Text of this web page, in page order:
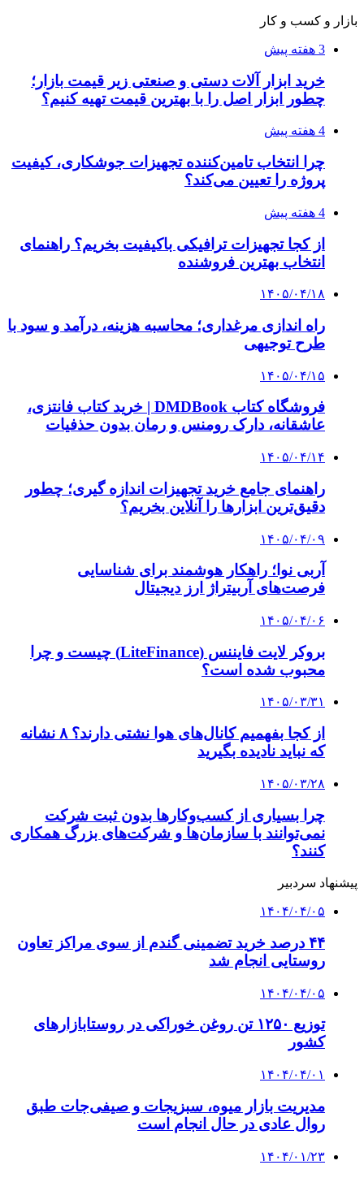
بازار و کسب و کار
3 هفته پیش
خرید ابزار آلات دستی و صنعتی زیر قیمت بازار؛
چطور ابزار اصل را با بهترین قیمت تهیه کنیم؟
4 هفته پیش
چرا انتخاب تامین‌کننده تجهیزات جوشکاری، کیفیت
پروژه را تعیین می‌کند؟
4 هفته پیش
از کجا تجهیزات ترافیکی باکیفیت بخریم؟ راهنمای
انتخاب بهترین فروشنده
۱۴۰۵/۰۴/۱۸
راه اندازی مرغداری؛ محاسبه هزینه، درآمد و سود با
طرح توجیهی
۱۴۰۵/۰۴/۱۵
فروشگاه کتاب DMDBook | خرید کتاب فانتزی،
عاشقانه، دارک رومنس و رمان بدون حذفیات
۱۴۰۵/۰۴/۱۴
راهنمای جامع خرید تجهیزات اندازه گیری؛ چطور
دقیق‌ترین ابزارها را آنلاین بخریم؟
۱۴۰۵/۰۴/۰۹
آربی نوا؛ راهکار هوشمند برای شناسایی
فرصت‌های آربیتراژ ارز دیجیتال
۱۴۰۵/۰۴/۰۶
بروکر لایت فایننس (LiteFinance) چیست و چرا
محبوب شده است؟
۱۴۰۵/۰۳/۳۱
از کجا بفهمیم کانال‌های هوا نشتی دارند؟ ۸ نشانه
که نباید نادیده بگیرید
۱۴۰۵/۰۳/۲۸
چرا بسیاری از کسب‌وکارها بدون ثبت شرکت
نمی‌توانند با سازمان‌ها و شرکت‌های بزرگ همکاری
کنند؟
پیشنهاد سردبیر
۱۴۰۴/۰۴/۰۵
۴۴ درصد خرید تضمینی گندم از سوی مراکز تعاون
روستایی انجام شد
۱۴۰۴/۰۴/۰۵
توزیع ۱۲۵۰ تن روغن خوراکی در روستابازارهای
کشور
۱۴۰۴/۰۴/۰۱
مدیریت بازار میوه، سبزیجات و صیفی‌جات طبق
روال عادی در حال انجام است
۱۴۰۴/۰۱/۲۳